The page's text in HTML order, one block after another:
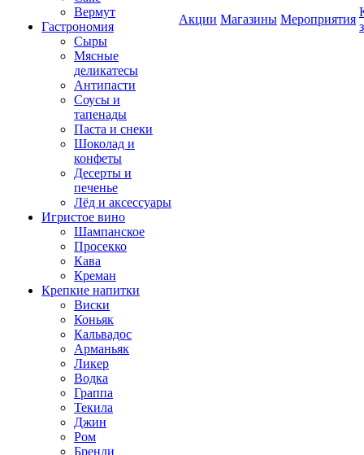
Вермут
Гастрономия
Сыры
Мясные
деликатесы
Антипасти
Соусы и
тапенады
Паста и снеки
Шоколад и
конфеты
Десерты и
печенье
Лёд и аксессуары
Игристое вино
Шампанское
Просекко
Кава
Креман
Крепкие напитки
Виски
Коньяк
Кальвадос
Арманьяк
Ликер
Водка
Граппа
Текила
Джин
Ром
Бренди
Акции Магазины Мероприятия